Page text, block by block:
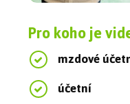
Pro koho je
mzdové
účetní